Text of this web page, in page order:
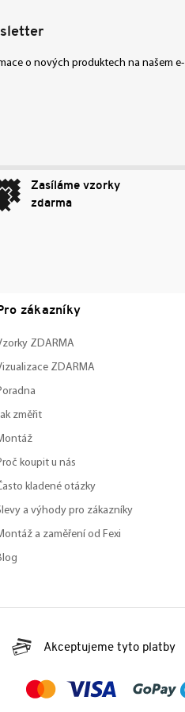
o nových produktech na našem e-
Zasíláme vzorky
zdarma
zákazníky
ZDARMA
ZDARMA
změřit
koupit u nás
kladené otázky
a výhody pro zákazníky
a zaměření od Fexi
Akceptujeme tyto platby